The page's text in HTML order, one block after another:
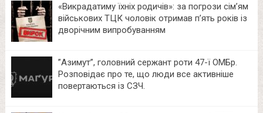
«Викрадатиму їхніх родичів»: за погрози сім’ям
військових ТЦК чоловік отримав п’ять років із
дворічним випробуванням
⁨”Азимут”, головний сержант роти 47-ї ОМБр.
Розповідає про те, що люди все активніше
повертаються із СЗЧ.